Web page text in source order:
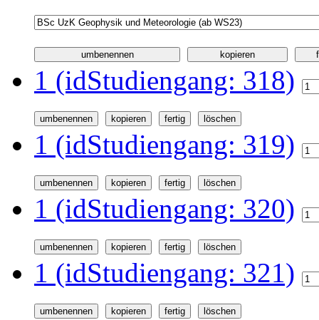
1 (idStudiengang: 318)
1 (idStudiengang: 319)
1 (idStudiengang: 320)
1 (idStudiengang: 321)